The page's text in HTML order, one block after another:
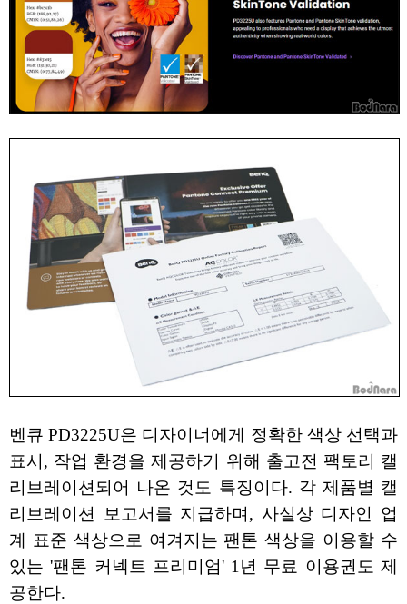
벤큐 PD3225U은 디자이너에게 정확한 색상 선택과
표시, 작업 환경을 제공하기 위해 출고전 팩토리 캘
리브레이션되어 나온 것도 특징이다. 각 제품별 캘
리브레이션 보고서를 지급하며, 사실상 디자인 업
계 표준 색상으로 여겨지는 팬톤 색상을 이용할 수
있는 '팬톤 커넥트 프리미엄' 1년 무료 이용권도 제
공한다.